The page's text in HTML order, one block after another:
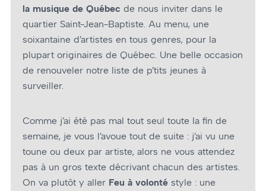
la musique de Québec de nous inviter dans le
quartier Saint-Jean-Baptiste. Au menu, une
soixantaine d’artistes en tous genres, pour la
plupart originaires de Québec. Une belle occasion
de renouveler notre liste de p’tits jeunes à
surveiller.
Comme j’ai été pas mal tout seul toute la fin de
semaine, je vous l’avoue tout de suite : j’ai vu une
toune ou deux par artiste, alors ne vous attendez
pas à un gros texte décrivant chacun des artistes.
On va plutôt y aller Feu à volonté style : une